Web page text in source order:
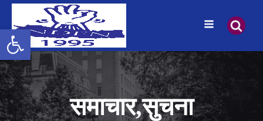
समाचार,सुचना
उपकरणपट्टी खोल्नुहोस्